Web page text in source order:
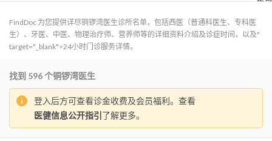
FindDoc 为您提供详尽铜锣湾医生诊所名单，包括西医（普通科医生、专科医
生）、牙医、中医、物理治疗师、营养师等的详细资料介绍及诊症时间，以及"
target="_blank">24小时门诊服务详情。
找到 596个铜锣湾医生
登入后方可查看诊金收费及会员福利。查看
医健信息公开指引 了解更多。